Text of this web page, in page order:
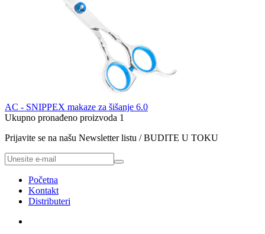
AC - SNIPPEX makaze za šišanje 6.0
Ukupno pronađeno proizvoda 1
Prijavite se na našu Newsletter listu / BUDITE U TOKU
Početna
Kontakt
Distributeri